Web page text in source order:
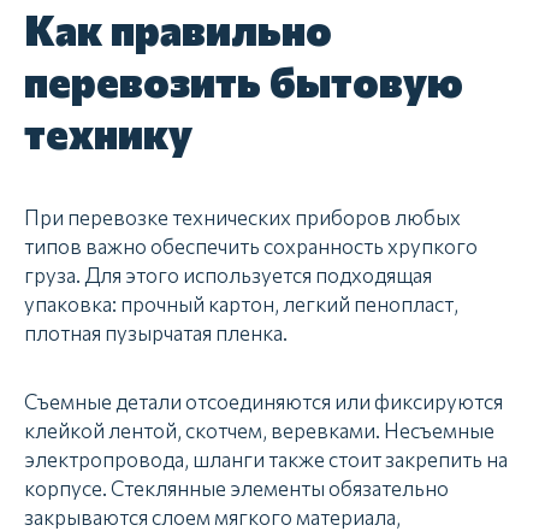
Как правильно
перевозить бытовую
технику
При перевозке технических приборов любых
типов важно обеспечить сохранность хрупкого
груза. Для этого используется подходящая
упаковка: прочный картон, легкий пенопласт,
плотная пузырчатая пленка.
Съемные детали отсоединяются или фиксируются
клейкой лентой, скотчем, веревками. Несъемные
электропровода, шланги также стоит закрепить на
корпусе. Стеклянные элементы обязательно
закрываются слоем мягкого материала,